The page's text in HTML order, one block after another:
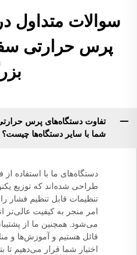
سوالات متداول
پرس حرارتی
تفاوت دستگاه‌های پرس
شما با سایر دستگاه‌ها چیست؟
دستگاه‌های ما با استفاده از
طراحی شده‌اند که توزیع
تنظیمات قابل تنظیم فشار
امر منجر به کیفیت عالی‌تر
می‌شود. همچنین ما از
قائل هستیم و آموزش‌ها و
اختیار شما قرار می‌دهیم تا